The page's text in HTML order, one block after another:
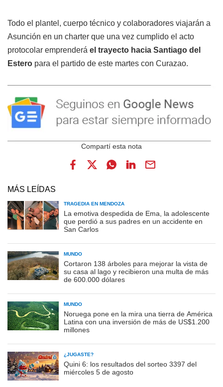
Todo el plantel, cuerpo técnico y colaboradores viajarán a
Asunción en un charter que una vez cumplido el acto
protocolar emprenderá el trayecto hacia Santiago del
Estero para el partido de este martes con Curazao.
MÁS LEÍDAS
TRAGEDIA EN MENDOZA
La emotiva despedida de Ema, la adolescente
que perdió a sus padres en un accidente en
San Carlos
MUNDO
Cortaron 138 árboles para mejorar la vista de
su casa al lago y recibieron una multa de más
de 600.000 dólares
MUNDO
Noruega pone en la mira una tierra de América
Latina con una inversión de más de US$1.200
millones
¿JUGASTE?
Quini 6: los resultados del sorteo 3397 del
miércoles 5 de agosto